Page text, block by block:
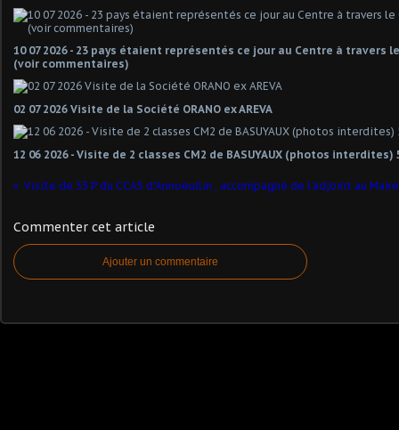
10 07 2026 - 23 pays étaient représentés ce jour au Centre à travers le
(voir commentaires)
02 07 2026 Visite de la Société ORANO ex AREVA
12 06 2026 - Visite de 2 classes CM2 de BASUYAUX (photos interdites)
Commenter cet article
Ajouter un commentaire